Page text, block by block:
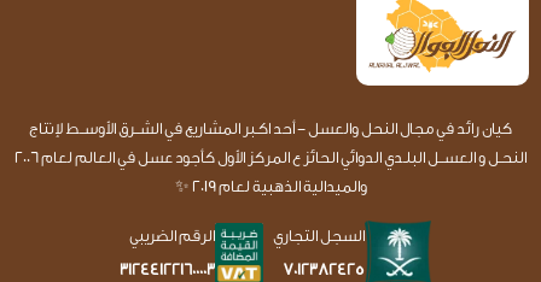
كيان رائد في مجال النحل والعسل - أحد اكـبر المشاريع في الشــرق الأوســط لإنتاج
النحـل و العســل البلـدي الدوائي الحائز ع المركز الأول كأجود عسل في العالم لعام 2006
والميدالية الذهبية لعام 2019 ✨
السجل التجاري
7012382425
الرقم الضريبي
312441221600003